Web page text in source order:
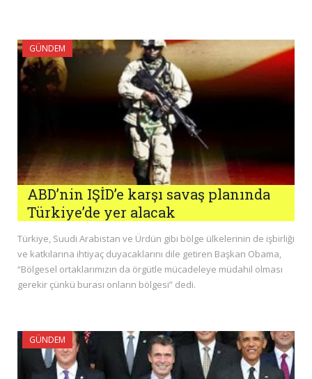
GÜNDEM
ABD’nin IŞİD’e karşı savaş planında
Türkiye’de yer alacak
Türkiye, Suudi Arabistan ve Ürdün gibi bölge ülkelerinin de işbirliği
ve katkılarına ihtiyaç duyacaklarını dile getiren Başkan Obama,
“Bölgesel ortaklarımızın da örgütle mücadeleye müdahil olması
gerekir çünkü burası onların bölgesi” dedi.
GÜNDEM